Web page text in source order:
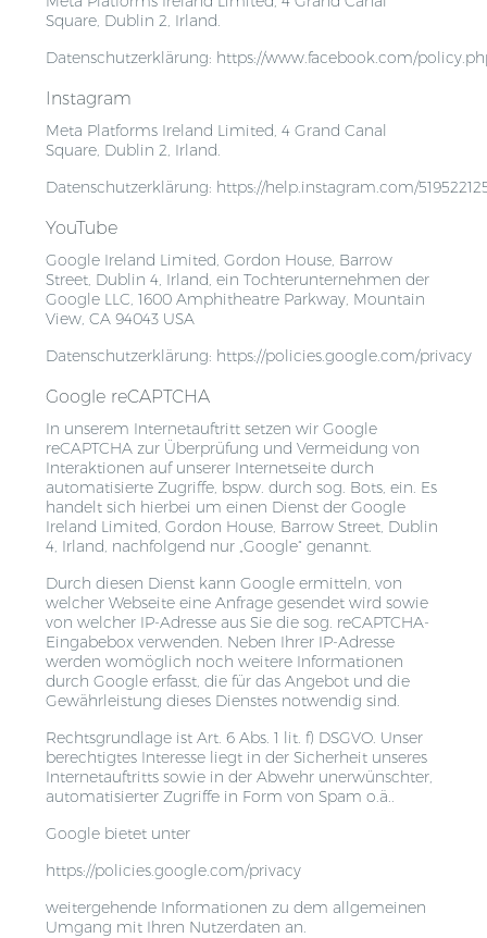
Square, Dublin 2, Irland.
Datenschutzerklärung: https://www.facebook.com/
Instagram
Meta Platforms Ireland Limited, 4 Grand Canal
Square, Dublin 2, Irland.
Datenschutzerklärung: https://help.instagram.com/
YouTube
Google Ireland Limited, Gordon House, Barrow
Street, Dublin 4, Irland, ein Tochterunternehmen der
Google LLC, 1600 Amphitheatre Parkway, Mountain
View, CA 94043 USA
Datenschutzerklärung: https://policies.google.com/privacy
Google reCAPTCHA
In unserem Internetauftritt setzen wir Google
reCAPTCHA zur Überprüfung und Vermeidung von
Interaktionen auf unserer Internetseite durch
automatisierte Zugriffe, bspw. durch sog. Bots, ein. Es
handelt sich hierbei um einen Dienst der Google
Ireland Limited, Gordon House, Barrow Street, Dublin
4, Irland, nachfolgend nur „Google“ genannt.
Durch diesen Dienst kann Google ermitteln, von
welcher Webseite eine Anfrage gesendet wird sowie
von welcher IP-Adresse aus Sie die sog. reCAPTCHA-
Eingabebox verwenden. Neben Ihrer IP-Adresse
werden womöglich noch weitere Informationen
durch Google erfasst, die für das Angebot und die
Gewährleistung dieses Dienstes notwendig sind.
Rechtsgrundlage ist Art. 6 Abs. 1 lit. f) DSGVO. Unser
berechtigtes Interesse liegt in der Sicherheit unseres
Internetauftritts sowie in der Abwehr unerwünschter,
automatisierter Zugriffe in Form von Spam o.ä..
Google bietet unter
https://policies.google.com/privacy
weitergehende Informationen zu dem allgemeinen
Umgang mit Ihren Nutzerdaten an.